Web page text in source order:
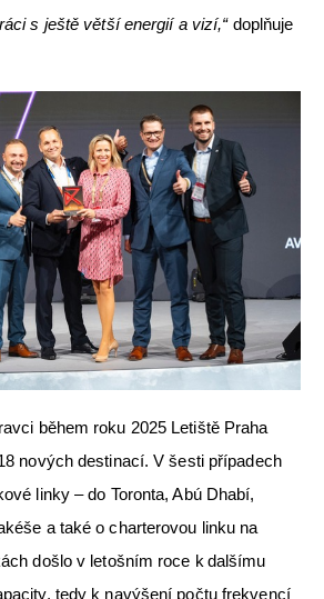
s ještě větší energií a vizí,“doplňuje
během roku 2025 Letiště Praha
nových destinací. V šesti případech
linky – do Toronta, Abú Dhabí,
a také o charterovou linku na
došlo v letošním roce k dalšímu
tedy k navýšení počtu frekvencí